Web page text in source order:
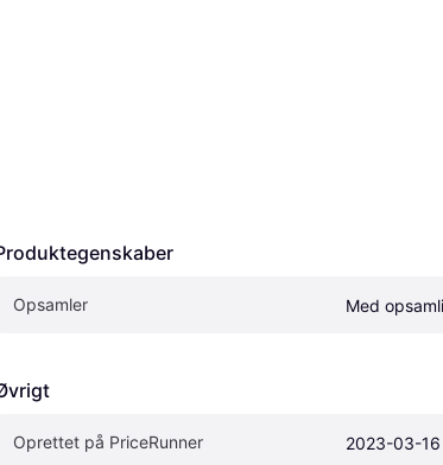
Opsamler Med
Oprettet på PriceRunner 2023-03-16